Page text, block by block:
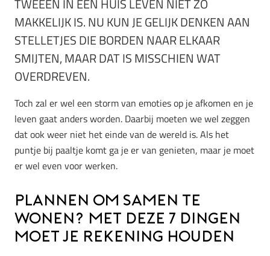
TWEEËN IN EEN HUIS LEVEN NIET ZO
MAKKELIJK IS. NU KUN JE GELIJK DENKEN AAN
STELLETJES DIE BORDEN NAAR ELKAAR
SMIJTEN, MAAR DAT IS MISSCHIEN WAT
OVERDREVEN.
Toch zal er wel een storm van emoties op je afkomen en je
leven gaat anders worden. Daarbij moeten we wel zeggen
dat ook weer niet het einde van de wereld is. Als het
puntje bij paaltje komt ga je er van genieten, maar je moet
er wel even voor werken.
Plannen om samen te
wonen? Met deze 7 dingen
moet je rekening houden